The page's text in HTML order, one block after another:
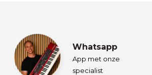
Whatsapp
App met onze
specialist